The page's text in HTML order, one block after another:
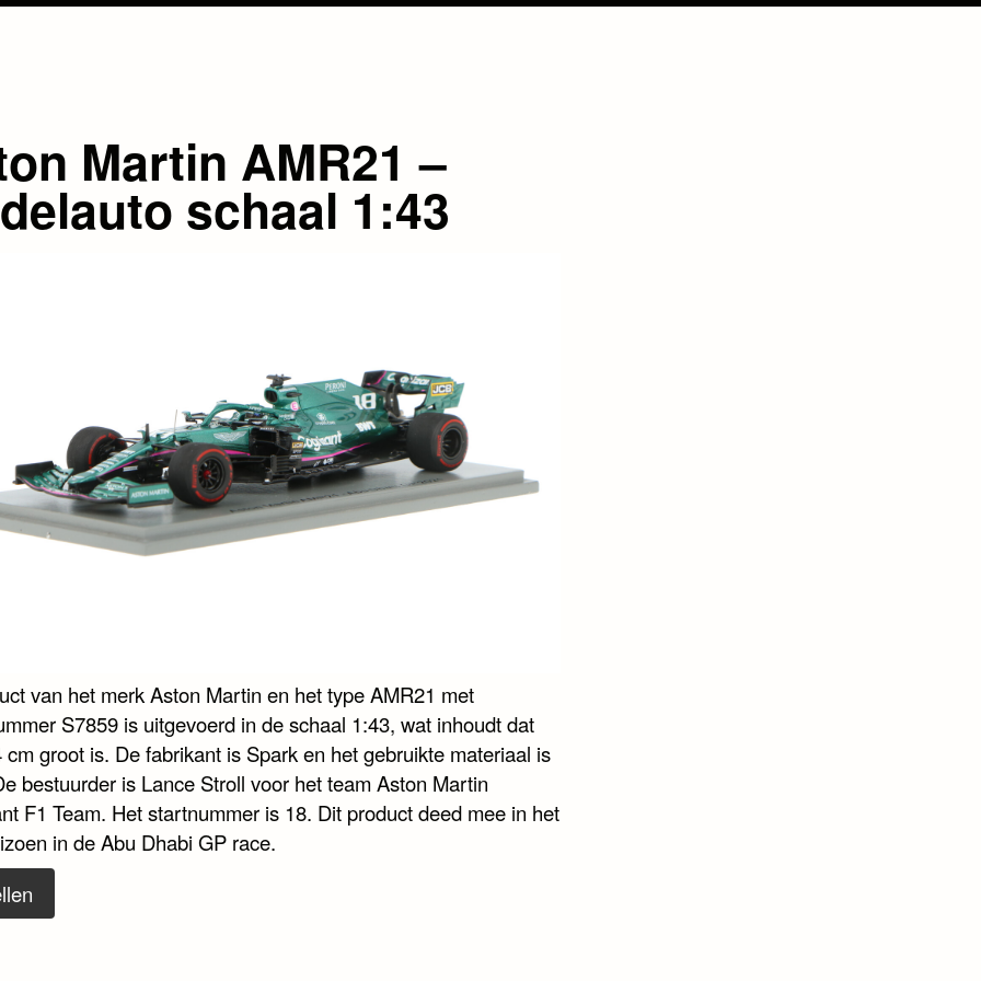
Martin AMR21 –
schaal 1:43
van het merk Aston Martin en het type AMR21 met
S7859 is uitgevoerd in de schaal 1:43, wat inhoudt dat
cm groot is. De fabrikant is Spark en het gebruikte materiaal is
bestuurder is Lance Stroll voor het team Aston Martin
F1 Team. Het startnummer is 18. Dit product deed mee in het
in de Abu Dhabi GP race.